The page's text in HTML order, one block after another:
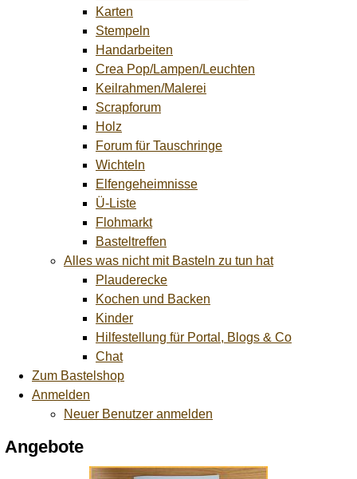
Karten
Stempeln
Handarbeiten
Crea Pop/Lampen/Leuchten
Keilrahmen/Malerei
Scrapforum
Holz
Forum für Tauschringe
Wichteln
Elfengeheimnisse
Ü-Liste
Flohmarkt
Basteltreffen
Alles was nicht mit Basteln zu tun hat
Plauderecke
Kochen und Backen
Kinder
Hilfestellung für Portal, Blogs & Co
Chat
Zum Bastelshop
Anmelden
Neuer Benutzer anmelden
Angebote